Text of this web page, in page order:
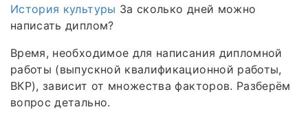
История культуры За сколько дней можно
написать диплом?
Время, необходимое для написания дипломной
работы (выпускной квалификационной работы,
ВКР), зависит от множества факторов. Разберём
вопрос детально.